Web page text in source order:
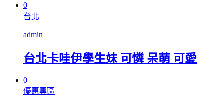
0
台北
admin
台北卡哇伊學生妹 可憐 呆萌 可愛
0
優惠專區